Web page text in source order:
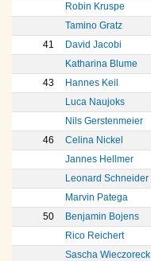
Robin Kruspe
Tamino Gratz
41
David Jacobi
Katharina Blume
43
Hannes Keil
Luca Naujoks
Nils Gerstenmeier
46
Celina Nickel
Jannes Hellmer
Leonard Schneider
Marvin Patega
50
Benjamin Bojens
Rico Reichert
Sascha Wieczoreck